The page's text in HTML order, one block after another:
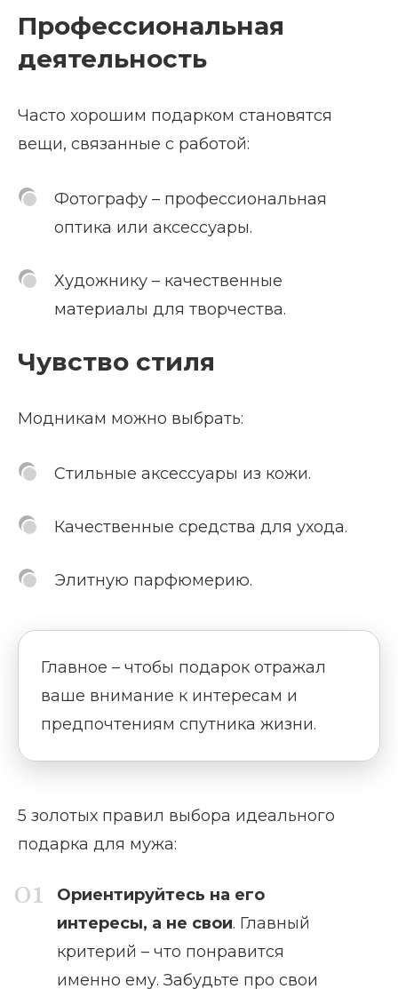
Профессиональная
деятельность
Часто хорошим подарком становятся
вещи, связанные с работой:
Фотографу – профессиональная
оптика или аксессуары.
Художнику – качественные
материалы для творчества.
Чувство стиля
Модникам можно выбрать:
Стильные аксессуары из кожи.
Качественные средства для ухода.
Элитную парфюмерию.
Главное – чтобы подарок отражал
ваше внимание к интересам и
предпочтениям спутника жизни.
5 золотых правил выбора идеального
подарка для мужа:
Ориентируйтесь на его
интересы, а не свои. Главный
критерий – что понравится
именно ему. Забудьте про свои